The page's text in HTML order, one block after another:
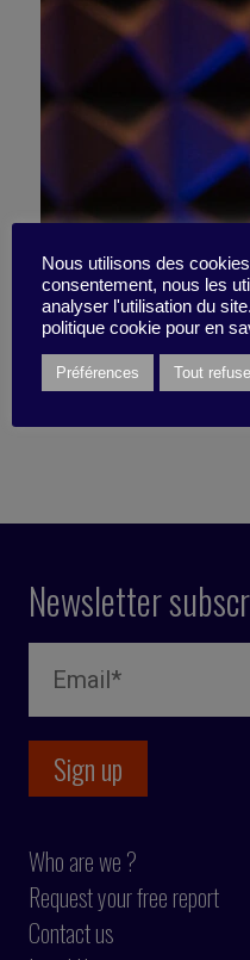
The
13 January 2025
Newsletter
Who are we ?
Request your free report
Contact us
Nous utilisons des
consentement, nous les
analyser l'utilisation du
politique cookie pour en
Préférences Tout